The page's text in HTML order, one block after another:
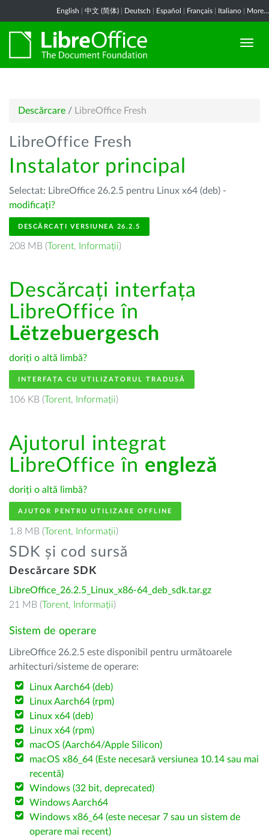
English 中文 (简体) Deutsch Español Français Italiano More...
Descărcare / LibreOffice Fresh
LibreOffice Fresh
Instalator principal
Selectat: LibreOffice 26.2.5 pentru Linux x64 (deb) -
modificați?
DESCĂRCAȚI VERSIUNEA 26.2.5
208 MB (Torent, Informații)
Descărcați interfața
LibreOffice în
Lëtzebuergesch
doriți o altă limbă?
INTERFAȚA CU UTILIZATORUL TRADUSĂ
106 KB (Torent, Informații)
Ajutorul integrat
LibreOffice în engleză
doriți o altă limbă?
AJUTOR PENTRU UTILIZARE OFFLINE
1.8 MB (Torent, Informații)
SDK și cod sursă
Descărcare SDK
LibreOffice_26.2.5_Linux_x86-64_deb_sdk.tar.gz
21 MB (Torent, Informații)
Sistem de operare
LibreOffice 26.2.5 este disponibil pentru următoarele
arhitecturi/sisteme de operare:
Linux Aarch64 (deb)
Linux Aarch64 (rpm)
Linux x64 (deb)
Linux x64 (rpm)
macOS (Aarch64/Apple Silicon)
macOS x86_64 (Este necesară versiunea 10.14 sau mai
recentă)
Windows (32 bit, deprecated)
Windows Aarch64
Windows x86_64 (este necesar 7 sau un sistem de
operare mai recent)